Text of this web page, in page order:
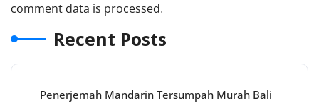
comment data is processed.
Recent Posts
Penerjemah Mandarin Tersumpah Murah Bali